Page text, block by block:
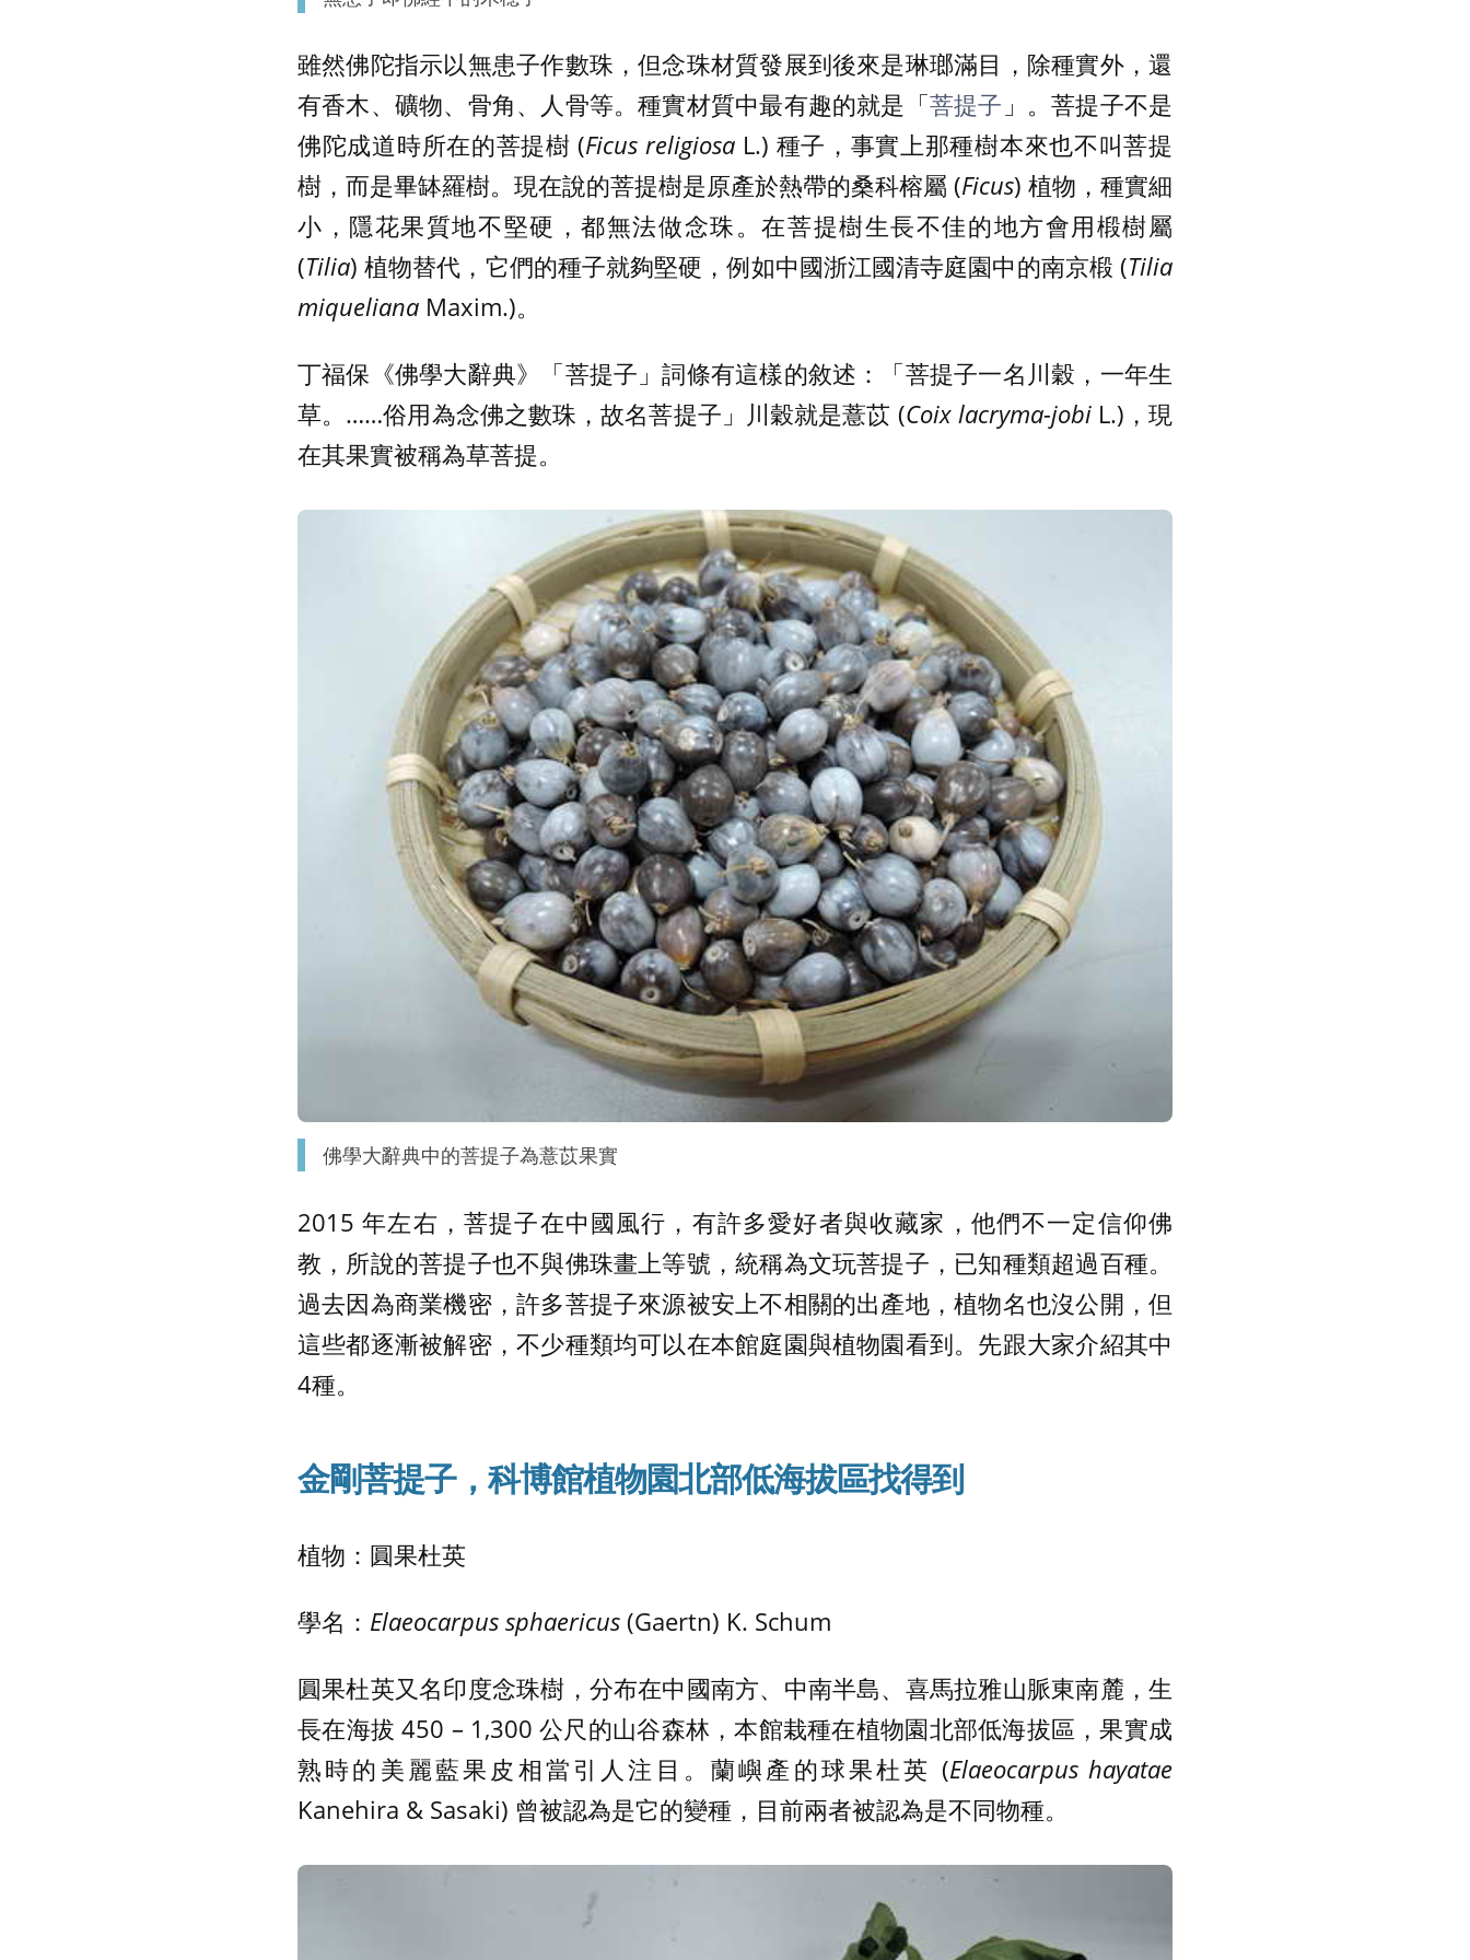
雖然佛陀指示以無患子作數珠，但念珠材質發展到後來是琳瑯滿目，除種實外，還
有香木、礦物、骨角、人骨等。種實材質中最有趣的就是「菩提子 」。菩提子不是
佛陀成道時所在的菩提樹 (Ficus religiosa L.) 種子，事實上那種樹本來也不叫菩提
樹，而是畢缽羅樹。現在說的菩提樹是原產於熱帶的桑科榕屬 (Ficus) 植物，種實細
小，隱花果質地不堅硬，都無法做念珠。在菩提樹生長不佳的地方會用椴樹屬
(Tilia) 植物替代，它們的種子就夠堅硬，例如中國浙江國清寺庭園中的南京椴 (Tilia
miqueliana Maxim.)。
丁福保《佛學大辭典》「菩提子」詞條有這樣的敘述：「菩提子一名川穀，一年生
草。……俗用為念佛之數珠，故名菩提子」川穀就是薏苡 (Coix lacryma-jobiL.)，現
在其果實被稱為草菩提。
佛學大辭典中的菩提子為薏苡果實
2015 年左右，菩提子在中國風行，有許多愛好者與收藏家，他們不一定信仰佛
教，所說的菩提子也不與佛珠畫上等號，統稱為文玩菩提子，已知種類超過百種。
過去因為商業機密，許多菩提子來源被安上不相關的出產地，植物名也沒公開，但
這些都逐漸被解密，不少種類均可以在本館庭園與植物園看到。先跟大家介紹其中
4種。
金剛菩提子，科博館植物園北部低海拔區找得到
植物：圓果杜英
學名： Elaeocarpus sphaericus (Gaertn) K. Schum
圓果杜英又名印度念珠樹，分布在中國南方、中南半島、喜馬拉雅山脈東南麓，生
長在海拔 450 – 1,300 公尺的山谷森林，本館栽種在植物園北部低海拔區，果實成
熟時的美麗藍果皮相當引人注目。蘭嶼產的球果杜英 (Elaeocarpus hayatae
Kanehira & Sasaki) 曾被認為是它的變種，目前兩者被認為是不同物種。